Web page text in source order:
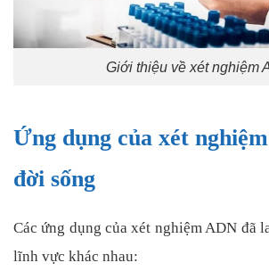
Giới thiệu về xét nghiệm
Ứng dụng của xét
đời sống
Các ứng dụng của xét nghiệm ADN đã
lĩnh vực khác nhau: